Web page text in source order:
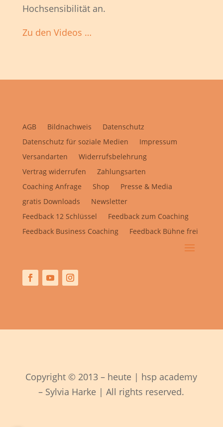
Hochsensibilität an.
Zu den Videos …
AGB Bildnachweis
Datenschutz
Datenschutz für soziale Medien
Impressum
Versandarten
Widerrufsbelehrung
Vertrag widerrufen
Zahlungsarten
Coaching Anfrage
Shop
Presse & Media
gratis Downloads
Newsletter
Feedback 12 Schlüssel
Feedback zum Coaching
Feedback Business Coaching
Feedback Bühne frei
Copyright © 2013 – heute | hsp academy
– Sylvia Harke | All rights reserved.